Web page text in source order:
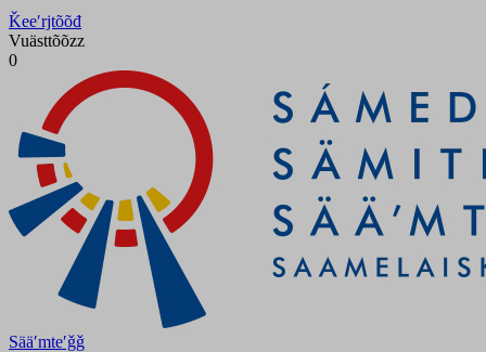
Ǩeeʹrjtõõđ
Vuästtõõzz
0
Sääʹmteʹǧǧ